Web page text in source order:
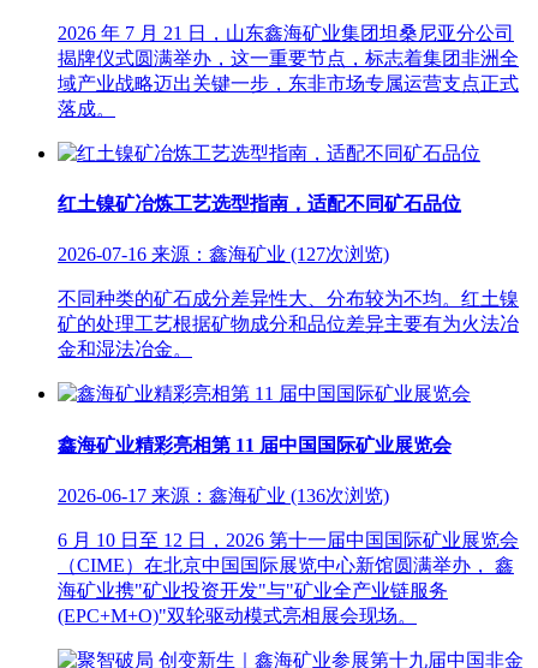
2026 年 7 月 21 日，山东鑫海矿业集团坦桑尼亚分公司
揭牌仪式圆满举办，这一重要节点，标志着集团非洲全
域产业战略迈出关键一步，东非市场专属运营支点正式
落成。
红土镍矿冶炼工艺选型指南，适配不同矿石品位
2026-07-16 来源：鑫海矿业 (127次浏览)
不同种类的矿石成分差异性大、分布较为不均。红土镍
矿的处理工艺根据矿物成分和品位差异主要有为火法冶
金和湿法冶金。
鑫海矿业精彩亮相第 11 届中国国际矿业展览会
2026-06-17 来源：鑫海矿业 (136次浏览)
6 月 10 日至 12 日，2026 第十一届中国国际矿业展览会
（CIME）在北京中国国际展览中心新馆圆满举办， 鑫
海矿业携"矿业投资开发"与"矿业全产业链服务
(EPC+M+O)"双轮驱动模式亮相展会现场。